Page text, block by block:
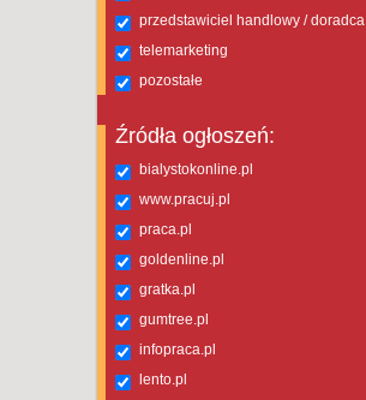
przedstawiciel handlowy / doradca
telemarketing
pozostałe
Źródła ogłoszeń:
bialystokonline.pl
www.pracuj.pl
praca.pl
goldenline.pl
gratka.pl
gumtree.pl
infopraca.pl
lento.pl